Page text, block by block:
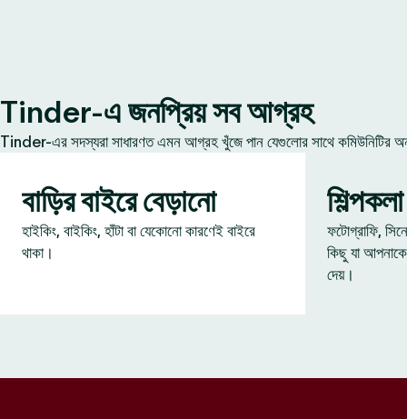
Tinder-এ জনপ্রিয় সব আগ্রহ
Tinder-এর সদস্যরা সাধারণত এমন আগ্রহ খুঁজে পান যেগুলোর সাথে কমিউনিটির
বাড়ির বাইরে বেড়ানো
হাইকিং, বাইকিং, হাঁটা বা যেকোনো কারণেই বাইরে
থাকা।
শিল্পকলা
ফটোগ্রাফি,
কিছু যা
দেয়।